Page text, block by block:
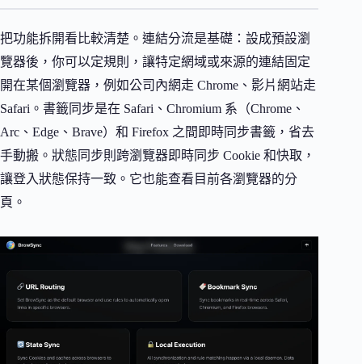
把功能拆開看比較清楚。連結分流是基礎：設成預設瀏
覽器後，你可以定規則，讓特定網域或來源的連結固定
開在某個瀏覽器，例如公司內網走 Chrome、影片網站走
Safari。書籤同步是在 Safari、Chromium 系（Chrome、
Arc、Edge、Brave）和 Firefox 之間即時同步書籤，省去
手動搬。狀態同步則跨瀏覽器即時同步 Cookie 和快取，
讓登入狀態保持一致。它也能查看目前各瀏覽器的分
頁。